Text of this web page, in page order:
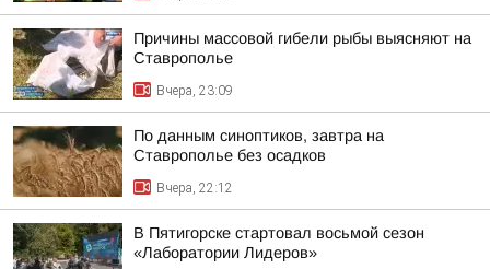
Причины массовой гибели рыбы выясняют на
Ставрополье
Вчера, 23:09
По данным синоптиков, завтра на
Ставрополье без осадков
Вчера, 22:12
В Пятигорске стартовал восьмой сезон
«Лаборатории Лидеров»